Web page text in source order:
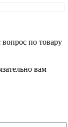
по товару
вам